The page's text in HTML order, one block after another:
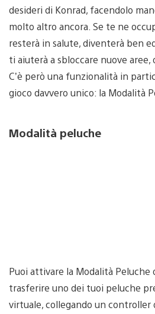
desideri di Konrad, facendolo
molto altro ancora. Se te ne
resterà in salute, diventerà ben
ti aiuterà a sbloccare nuove
C’è però una funzionalità in
gioco davvero unico: la Modalità
Modalità peluche
Puoi attivare la Modalità Peluche
trasferire uno dei tuoi peluche
virtuale, collegando un controller